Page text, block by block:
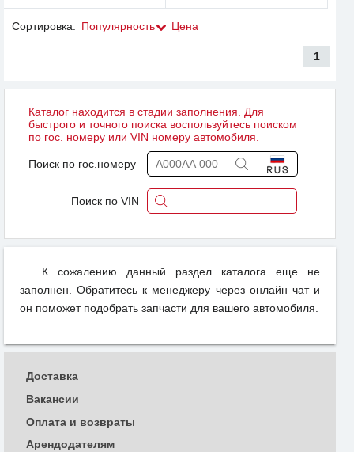
Сортировка: Популярность Цена
1
Каталог находится в стадии заполнения. Для
быстрого и точного поиска воспользуйтесь поиском
по гос. номеру или VIN номеру автомобиля.
Поиск по гос.номеру
Поиск по VIN
К сожалению данный раздел каталога еще не
заполнен. Обратитесь к менеджеру через онлайн чат и
он поможет подобрать запчасти для вашего автомобиля.
Доставка
Вакансии
Оплата и возвраты
Арендодателям